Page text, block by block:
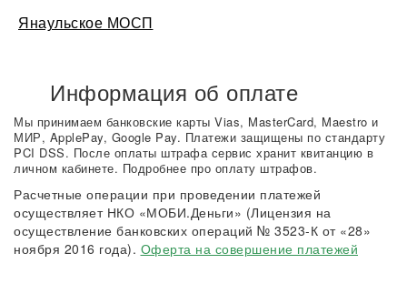
Янаульское МОСП
Информация об оплате
Мы принимаем банковские карты Vias, MasterCard, Maestro и
МИР, ApplePay, Google Pay. Платежи защищены по стандарту
PCI DSS. После оплаты штрафа сервис хранит квитанцию в
личном кабинете. Подробнее про оплату штрафов.
Расчетные операции при проведении платежей
осуществляет НКО «МОБИ.Деньги» (Лицензия на
осуществление банковских операций № 3523-К от «28»
ноября 2016 года). Оферта на совершение платежей